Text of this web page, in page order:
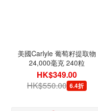
美國Carlyle 葡萄籽提取物
24,000毫克 240粒
HK$349.00
HK$550.00 6.4折